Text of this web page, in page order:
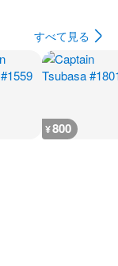
すべて見る
¥800